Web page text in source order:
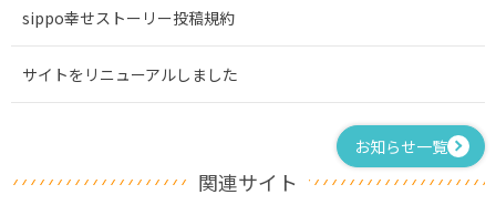
sippo幸せストーリー投稿規約
サイトをリニューアルしました
お知らせ一覧
関連サイト